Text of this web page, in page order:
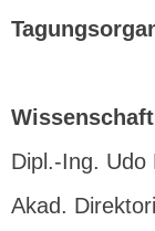
Dipl.-Ing. Udo
Akad.